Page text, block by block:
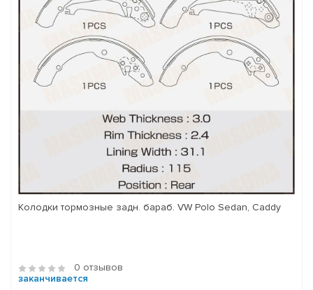
Колодки тормозные задн. бараб. VW Polo Sedan, Caddy
0 отзывов
заканчивается